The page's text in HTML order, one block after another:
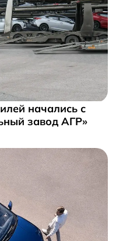
начались с
завод АГР»